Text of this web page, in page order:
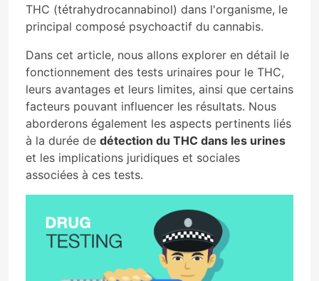
THC (tétrahydrocannabinol) dans l'organisme, le
principal composé psychoactif du cannabis.
Dans cet article, nous allons explorer en détail le
fonctionnement des tests urinaires pour le THC,
leurs avantages et leurs limites, ainsi que certains
facteurs pouvant influencer les résultats. Nous
aborderons également les aspects pertinents liés
à la durée de détection du THC dans les urines
et les implications juridiques et sociales
associées à ces tests.